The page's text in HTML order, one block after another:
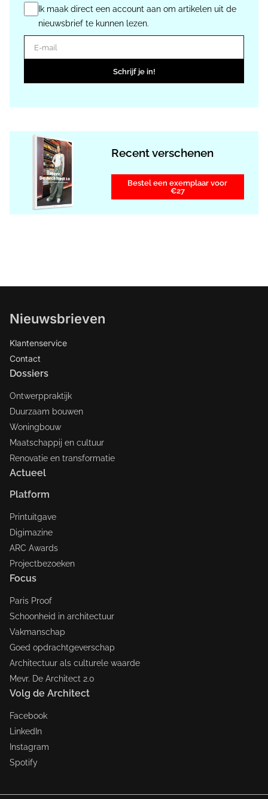
Ik maak direct een account aan om artikelen uit de
nieuwsbrief te kunnen lezen.
E-mail
Schrijf je in!
Recent verschenen
Bestel een exemplaar voor
€27
Nieuwsbrieven
Klantenservice
Contact
Dossiers
Ontwerppraktijk
Duurzaam bouwen
Woningbouw
Maatschappij en cultuur
Renovatie en transformatie
Actueel
Platform
Printuitgave
Digimazine
ARC Awards
Projectbezoeken
Focus
Paris Proof
Schoonheid in architectuur
Vakmanschap
Goed opdrachtgeverschap
Architectuur als culturele waarde
Mevr. De Architect 2.0
Volg de Architect
Facebook
LinkedIn
Instagram
Spotify